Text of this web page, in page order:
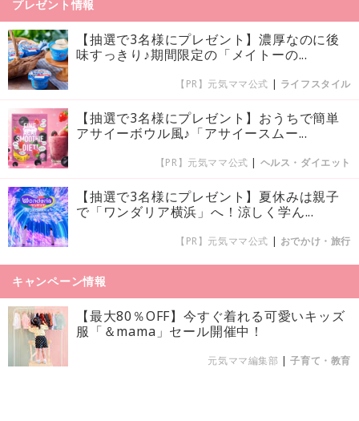
プレゼント情報
【抽選で3名様にプレゼント】濃厚なのに後
味すっきり♪期間限定の「メイトーの...
【PR】元気ママ公式 | ライフスタイル
【抽選で3名様にプレゼント】おうちで簡単
アサイーボウル風♪「アサイースムー...
【PR】元気ママ公式 | ヘルス・ダイエット
【抽選で3名様にプレゼント】夏休みは親子
で「ワンダリア横浜」へ！涼しく学ん...
【PR】元気ママ公式 | おでかけ・旅行
キャンペーン情報
【最大80％OFF】今すぐ着れる可愛いキッズ
服「＆mama」セール開催中！
元気ママ編集部 |子育て・教育